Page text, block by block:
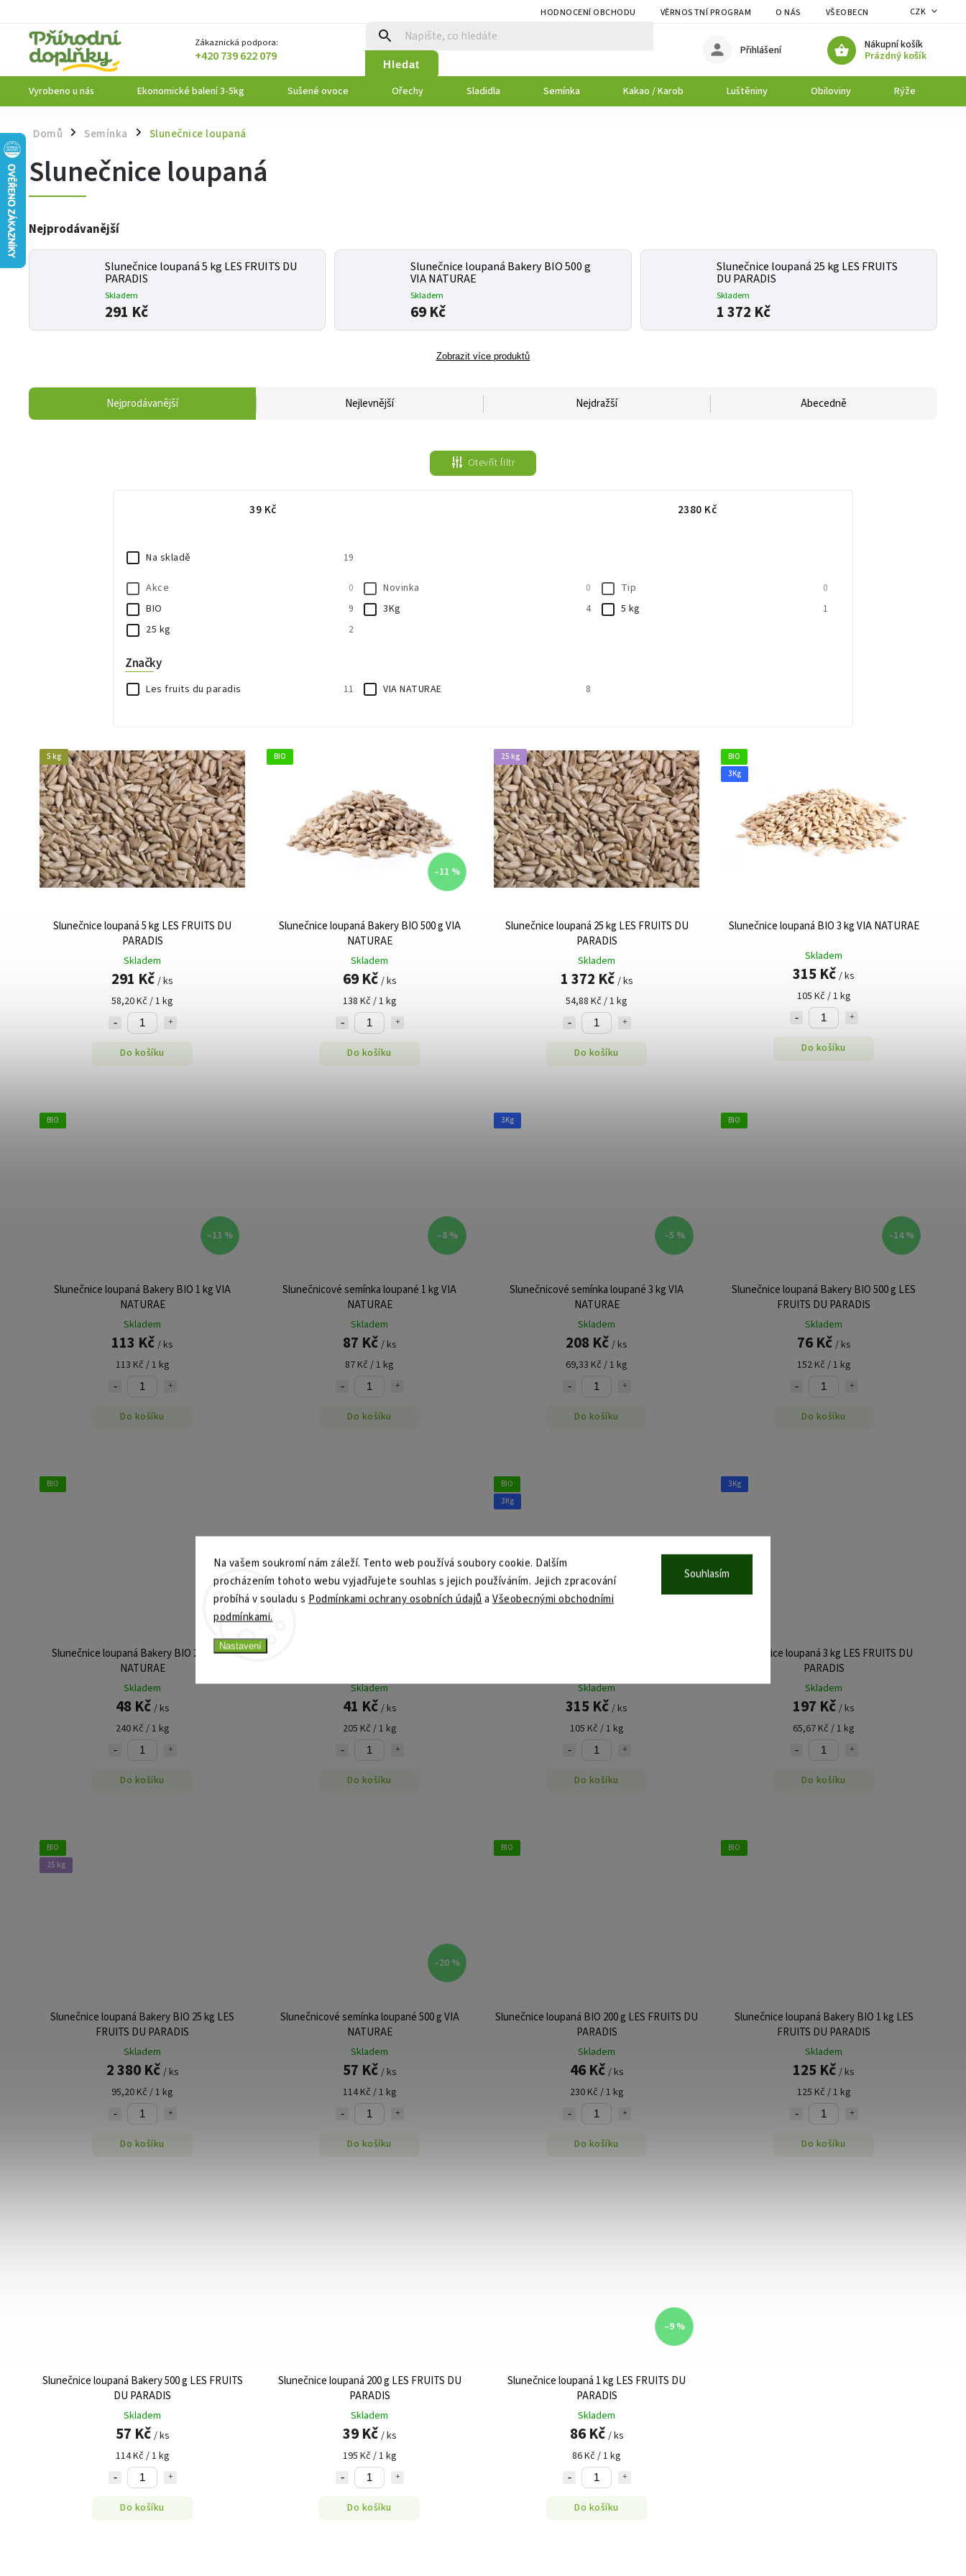
Na vašem soukromí nám záleží. Tento web používá soubory cookie. Dalším
procházením tohoto webu vyjadřujete souhlas s jejich používáním. Jejich zpracování
probíhá v souladu s Podmínkami ochrany osobních údajůa Všeobecnými obchodními
podmínkami.
Nastavení
Souhlasím
HODNOCENÍ OBCHODU VĚRNOSTNÍ PROGRAM O NÁS VŠEOBECNÉ OBCHODNÍ PODMÍNKY
CZK
Zákaznická podpora:
+420 739 622 079 Hledat
Nákupní košík
Prázdný košík
Přihlášení
Vyrobeno u nás Ekonomické balení 3-5kg Sušené ovoce Ořechy Sladidla Semínka Kakao / Karob Luštěniny Obiloviny Rýže
Domů / Semínka / Slunečnice loupaná
Slunečnice loupaná
Nejprodávanější
Slunečnice loupaná 5 kg LES FRUITS DU
PARADIS
Skladem
291 Kč
Slunečnice loupaná Bakery BIO 500 g
VIA NATURAE
Skladem
69 Kč
Slunečnice loupaná 25 kg LES FRUITS
DU PARADIS
Skladem
1 372 Kč
Zobrazit více produktů
Nejprodávanější Nejlevnější Nejdražší Abecedně
Otevřít filtr
39 Kč 2380 Kč
Na skladě 19
Akce 0 Novinka 0 Tip 0
BIO 9 3Kg 4 5 kg 1
25 kg 2
Značky
Les fruits du paradis 11 VIA NATURAE 8
5 kg
Slunečnice loupaná 5 kg LES FRUITS DU
PARADIS
Skladem
291 Kč / ks
58,20 Kč / 1 kg
Do košíku
BIO
–11 %
Slunečnice loupaná Bakery BIO 500 g VIA
NATURAE
Skladem
69 Kč / ks
138 Kč / 1 kg
Do košíku
25 kg
Slunečnice loupaná 25 kg LES FRUITS DU
PARADIS
Skladem
1 372 Kč / ks
54,88 Kč / 1 kg
Do košíku
BIO
3Kg
Slunečnice loupaná BIO 3 kg VIA NATURAE
Skladem
315 Kč / ks
105 Kč / 1 kg
Do košíku
BIO
–13 %
Slunečnice loupaná Bakery BIO 1 kg VIA
NATURAE
Skladem
113 Kč / ks
113 Kč / 1 kg
Do košíku
–8 %
Slunečnicové semínka loupané 1 kg VIA
NATURAE
Skladem
87 Kč / ks
87 Kč / 1 kg
Do košíku
3Kg
–5 %
Slunečnicové semínka loupané 3 kg VIA
NATURAE
Skladem
208 Kč / ks
69,33 Kč / 1 kg
Do košíku
BIO
–14 %
Slunečnice loupaná Bakery BIO 500 g LES
FRUITS DU PARADIS
Skladem
76 Kč / ks
152 Kč / 1 kg
Do košíku
BIO
–7 %
Slunečnice loupaná Bakery BIO 200 g VIA
NATURAE
Skladem
48 Kč / ks
240 Kč / 1 kg
Do košíku
Skladem
41 Kč / ks
205 Kč / 1 kg
Do košíku
BIO
3Kg
Skladem
315 Kč / ks
105 Kč / 1 kg
Do košíku
3Kg
Slunečnice loupaná 3 kg LES FRUITS DU
PARADIS
Skladem
197 Kč / ks
65,67 Kč / 1 kg
Do košíku
BIO
25 kg
Slunečnice loupaná Bakery BIO 25 kg LES
FRUITS DU PARADIS
Skladem
2 380 Kč / ks
95,20 Kč / 1 kg
Do košíku
–20 %
Slunečnicové semínka loupané 500 g VIA
NATURAE
Skladem
57 Kč / ks
114 Kč / 1 kg
Do košíku
BIO
Slunečnice loupaná BIO 200 g LES FRUITS DU
PARADIS
Skladem
46 Kč / ks
230 Kč / 1 kg
Do košíku
BIO
Slunečnice loupaná Bakery BIO 1 kg LES
FRUITS DU PARADIS
Skladem
125 Kč / ks
125 Kč / 1 kg
Do košíku
Slunečnice loupaná Bakery 500 g LES FRUITS
DU PARADIS
Skladem
57 Kč / ks
114 Kč / 1 kg
Do košíku
Slunečnice loupaná 200 g LES FRUITS DU
PARADIS
Skladem
39 Kč / ks
195 Kč / 1 kg
Do košíku
–9 %
Slunečnice loupaná 1 kg LES FRUITS DU
PARADIS
Skladem
86 Kč / ks
86 Kč / 1 kg
Do košíku